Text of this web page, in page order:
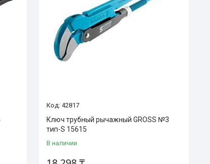
42817
Ключ трубный рычажный GROSS №3
тип-S 15615
В наличии